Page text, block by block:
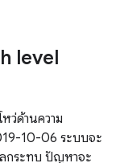
level
ว่ด้านความ
10-06 ระบบจะ
กระทบ ปัญหาจะ